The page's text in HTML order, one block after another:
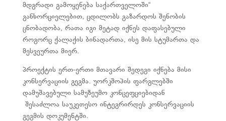
მდგრადი გამოყენება საქართველოში“
განხორციელებით, ცდილობს გაზარდოს შენობის
ცნობადობა, რათა იგი მეტად იქნეს დაფასებული
როგორც ქალაქის ბინადართა, ისე მის სტუმართა და
მესვეურთა მიერ.
პროექტის ერთ-ერთი მთავარი შედეგი იქნება მისი
კონსერვაციის გეგმა. უორკშოპის ფარგლებში
დამუშავებული სამუზეუმო კონცეფციებიდან
შესაძლოა საუკეთესო ინტეგრირდეს კონსერვაციის
გეგმის დოკუმენტში.